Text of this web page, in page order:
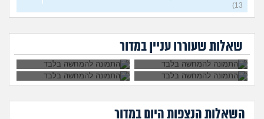
13)
אני חושדת שאח שלי עומד
29)
האם מה שאני מרגיש זה הגיוני
ותקין?
(לירון, בן 31)
8
חלום שחוזר על עצמו ילדים
משמעות לחלומות?
(אב
עובד, בן 44)
4
שאלות שעוררו עניין במדור
אמא שלי פוגעת בי כי
לעולם. איך
להתמודד?
אמא שלי לוחצת עליי
כל אחת שיש לה
דופק, מה לעשות?
אמא שלי שונאת את
חברה שלי מה
לעשות?
אני אובססיבית לאמא
כבר
השאלות הנצפות היוםבמדור